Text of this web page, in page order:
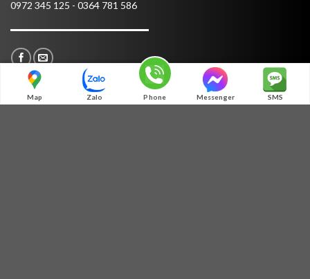
Map Zalo Phone Messenger SMS
0972 345 125 - 0364 781 586